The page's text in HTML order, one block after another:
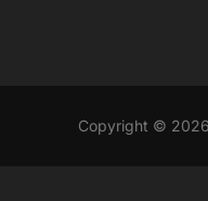
Copyright ©